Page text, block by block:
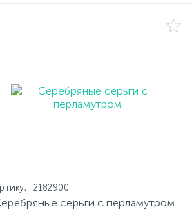
2182900
серьги с перламутром